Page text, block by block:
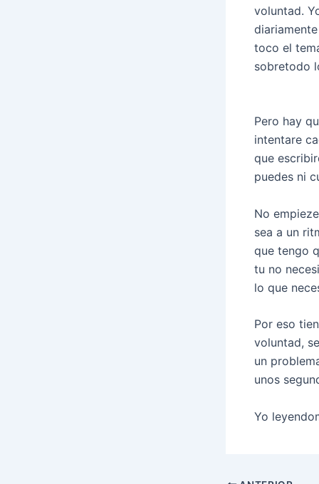
voluntad.
toco el
sobretodo
Pero hay
intentare
que
puedes ni
No
sea a un
que tengo
tu no
lo que
Por eso
voluntad,
un
unos
Yo